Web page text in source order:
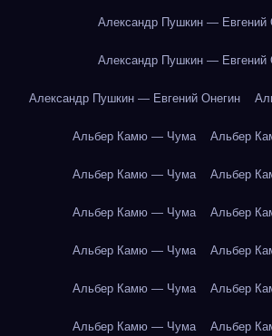
Александр Пушкин — Евгений
Александр Пушкин — Евгений
Александр Пушкин — Евгений Онегин
Альбер Камю — Чума Альбер
Альбер Камю — Чума Альбер
Альбер Камю — Чума Альбер
Альбер Камю — Чума Альбер
Альбер Камю — Чума Альбер
Альбер Камю — Чума Альбер